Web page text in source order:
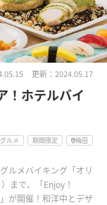
更新：2024.05.17
！ホテルバイ
グルメ 期間限定 梅田
ルメバイキング「オリ
まで、「Enjoy！
が開催！和洋中とデザ